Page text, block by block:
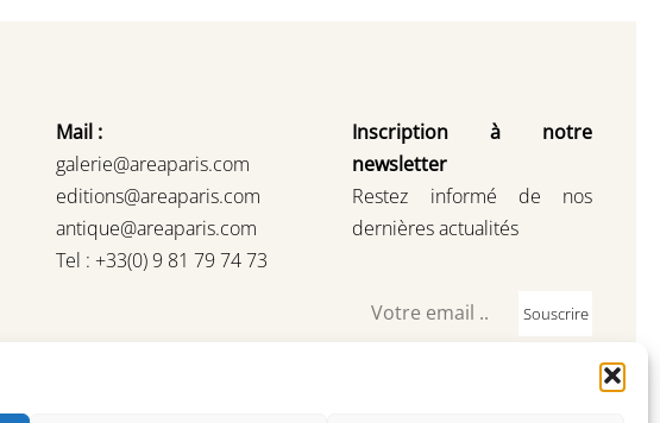
Mail :
galerie@areaparis.com
editions@areaparis.com
antique@areaparis.com
Tel : +33(0) 9 81 79 74 73
Inscription à notre
newsletter
Restez informé de nos
dernières actualités
Souscrire